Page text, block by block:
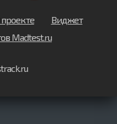
Виджет
Madtest.ru